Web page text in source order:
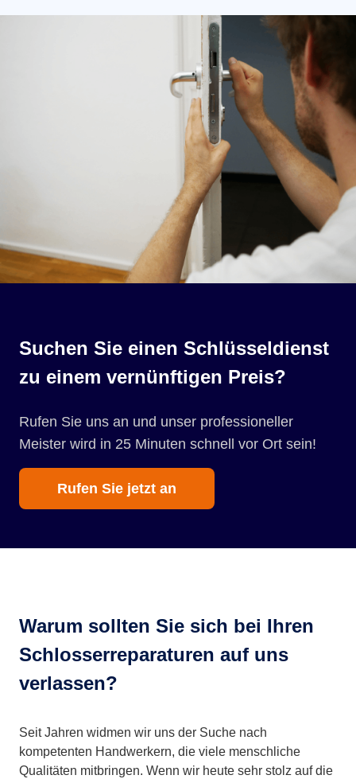
Suchen Sie einen Schlüsseldienst
zu einem vernünftigen Preis?
Rufen Sie uns an und unser professioneller
Meister wird in 25 Minuten schnell vor Ort sein!
Rufen Sie jetzt an
Warum sollten Sie sich bei Ihren
Schlosserreparaturen auf uns
verlassen?
Seit Jahren widmen wir uns der Suche nach
kompetenten Handwerkern, die viele menschliche
Qualitäten mitbringen. Wenn wir heute sehr stolz auf die